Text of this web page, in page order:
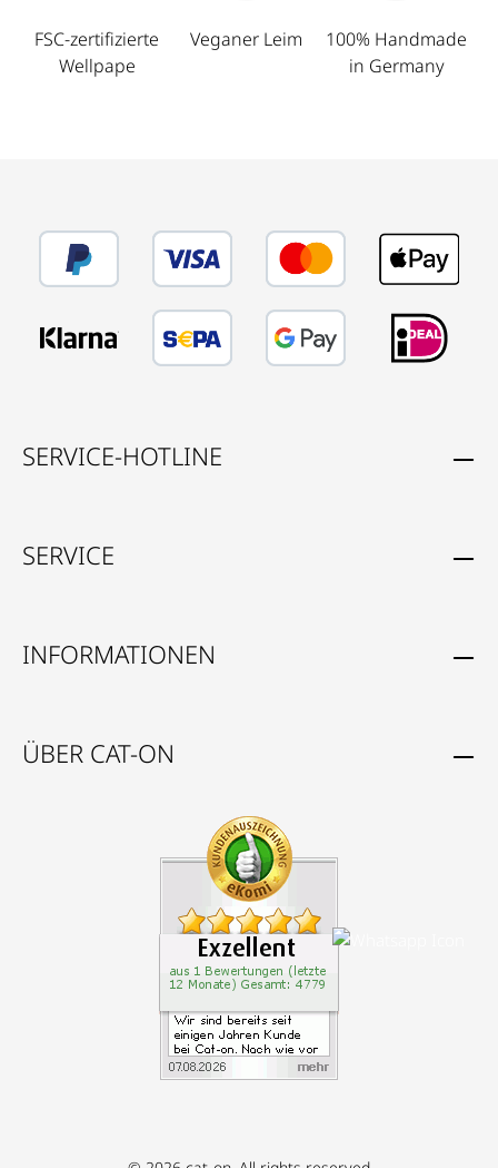
FSC-zertifizierte
Wellpape
Veganer Leim
100% Handmade
in Germany
SERVICE-HOTLINE
SERVICE
INFORMATIONEN
ÜBER CAT-ON